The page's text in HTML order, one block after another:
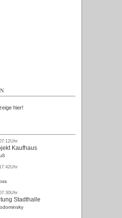
hier!
Kaufhaus
Stadthalle